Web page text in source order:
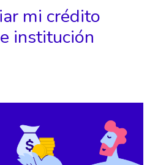
mi crédito
institución